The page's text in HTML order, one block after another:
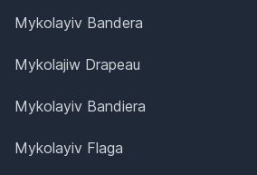
Mykolayiv Bandera
Mykolajiw Drapeau
Mykolayiv Bandiera
Mykolayiv Flaga